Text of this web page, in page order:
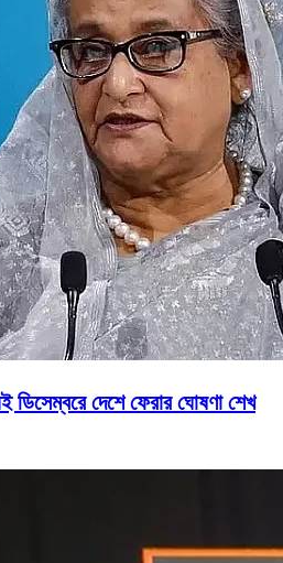
ডিসেম্বরে দেশে ফেরার ঘোষণা শেখ